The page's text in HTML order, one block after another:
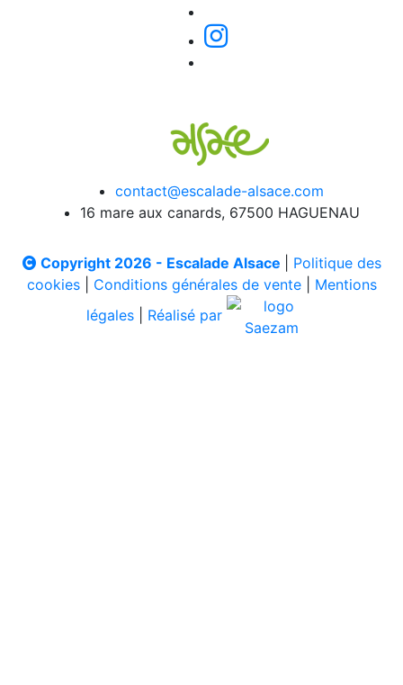
contact@escalade-alsace.com
16 mare aux canards, 67500 HAGUENAU
Copyright 2026 - Escalade Alsace
Politique des
cookies| Conditions générales de vente| Mentions
légales
Réalisé par